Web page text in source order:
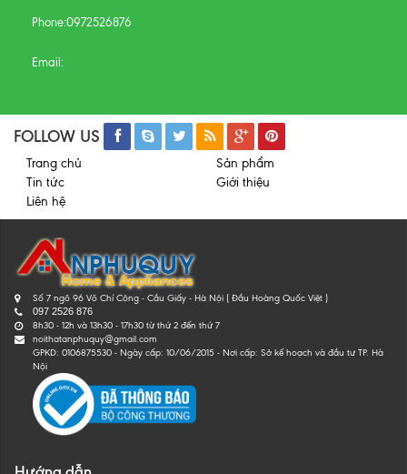
Phone:0972526876
Email:
FOLLOW US
Trang chủ
Sản phẩm
Tin tức
Giới thiệu
Liên hệ
Số 7 ngõ 96 Võ Chí Công - Cầu Giấy - Hà Nội ( Đầu Hoàng Quốc Việt )
097 2526 876
8h30 - 12h và 13h30 - 17h30 từ thứ 2 đến thứ 7
noithatanphuquy@gmail.com
GPKD: 0106875530 - Ngày cấp: 10/06/2015 - Nơi cấp: Sở kế hoạch và đầu tư TP. Hà
Nội